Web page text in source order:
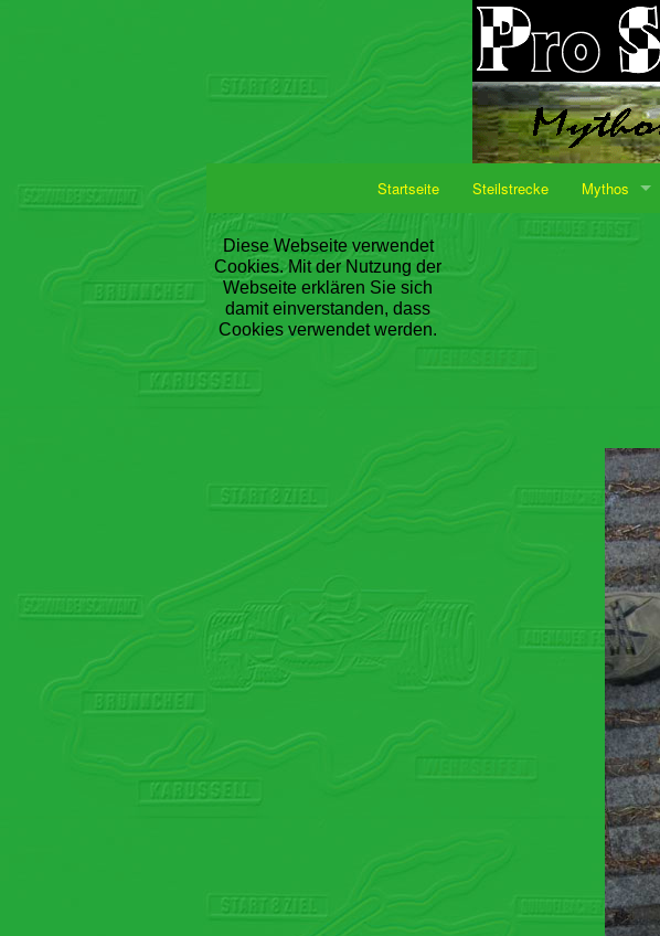
Startseite Steilstrecke Mythos
Diese Webseite verwendet
Cookies. Mit der Nutzung der
Webseite erklären Sie sich
damit einverstanden, dass
Cookies verwendet werden.